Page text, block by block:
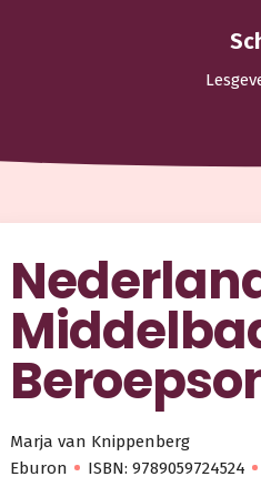
Marja van Knippenberg
Eburon
ISBN: 9789059724524